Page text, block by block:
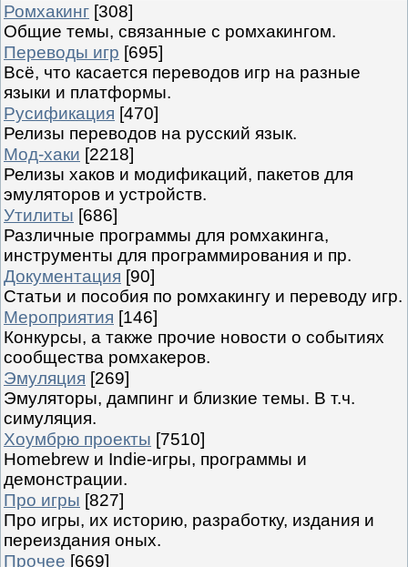
Ромхакинг [308]
Общие темы, связанные с ромхакингом.
Переводы игр [695]
Всё, что касается переводов игр на разные
языки и платформы.
Русификация [470]
Релизы переводов на русский язык.
Мод-хаки [2218]
Релизы хаков и модификаций, пакетов для
эмуляторов и устройств.
Утилиты [686]
Различные программы для ромхакинга,
инструменты для программирования и пр.
Документация [90]
Статьи и пособия по ромхакингу и переводу игр.
Мероприятия [146]
Конкурсы, а также прочие новости о событиях
сообщества ромхакеров.
Эмуляция [269]
Эмуляторы, дампинг и близкие темы. В т.ч.
симуляция.
Хоумбрю проекты [7510]
Homebrew и Indie-игры, программы и
демонстрации.
Про игры [827]
Про игры, их историю, разработку, издания и
переиздания оных.
Прочее [669]